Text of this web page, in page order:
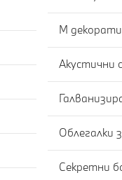
M
Акустични
Секретни